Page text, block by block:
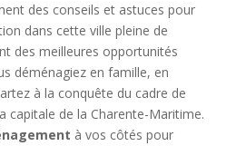
des conseils et astuces pour
dans cette ville pleine de
des meilleures opportunités
déménagiez en famille, en
à la conquête du cadre de
capitale de la Charente-Maritime.
à vos côtés pour